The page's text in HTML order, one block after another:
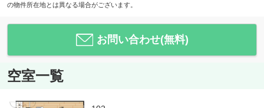
の物件所在地とは異なる場合がございます。
お問い合わせ(無料)
空室一覧